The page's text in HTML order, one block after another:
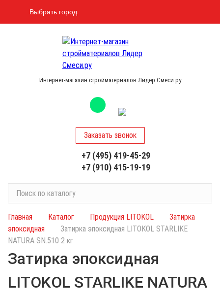
Выбрать город
Интернет-магазин стройматериалов Лидер Смеси.ру
и
к
о
Заказать звонок
+7 (495) 419-45-29
+7 (910) 415-19-19
Главная Каталог Продукция LITOKOL
Затирка
эпоксидная
Затирка эпоксидная LITOKOL STARLIKE
NATURA SN.510 2 кг
Затирка эпоксидная
LITOKOL STARLIKE NATURA